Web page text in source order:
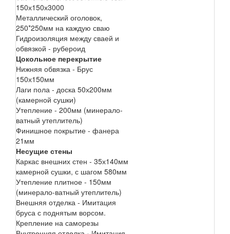
150х150х3000
Металлический оголовок,
250*250мм на каждую сваю
Гидроизоляция между сваей и
обвязкой - рубероид
Цокольное перекрытие
Нижняя обвязка - Брус
150х150мм
Лаги пола - доска 50х200мм
(камерной сушки)
Утепление - 200мм (минерало-
ватный утеплитель)
Финишное покрытие - фанера
21мм
Несущие стены
Каркас внешних стен - 35х140мм
камерной сушки, с шагом 580мм
Утепление плитное - 150мм
(минерало-ватный утеплитель)
Внешняя отделка - Имитация
бруса с поднятым ворсом.
Крепление на саморезы